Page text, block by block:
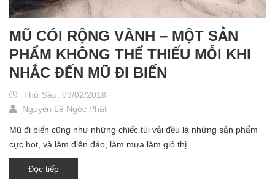
MŨ CÓI RỘNG VÀNH – MỘT SẢN
PHẨM KHÔNG THỂ THIẾU MỖI KHI
NHẮC ĐẾN MŨ ĐI BIỂN
Thứ Sáu, 09/02/2018
Nguyễn Lê Ngọc Phát
Mũ đi biển cũng như những chiếc túi vải đều là những sản phẩm
cực hot, và làm điên đảo, làm mưa làm gió thị...
Đọc tiếp